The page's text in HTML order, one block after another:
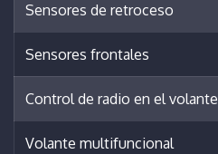
Sensores de retroceso
Sensores frontales
Control de radio en el volante
Volante multifuncional